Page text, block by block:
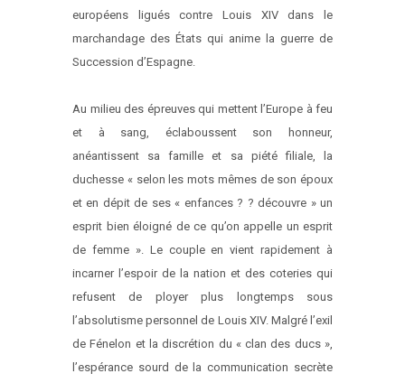
européens ligués contre Louis XIV dans le
marchandage des États qui anime la guerre de
Succession d’Espagne.
Au milieu des épreuves qui mettent l’Europe à feu
et à sang, éclaboussent son honneur,
anéantissent sa famille et sa piété filiale, la
duchesse « selon les mots mêmes de son époux
et en dépit de ses « enfances ? ? découvre » un
esprit bien éloigné de ce qu’on appelle un esprit
de femme ». Le couple en vient rapidement à
incarner l’espoir de la nation et des coteries qui
refusent de ployer plus longtemps sous
l’absolutisme personnel de Louis XIV. Malgré l’exil
de Fénelon et la discrétion du « clan des ducs »,
l’espérance sourd de la communication secrète